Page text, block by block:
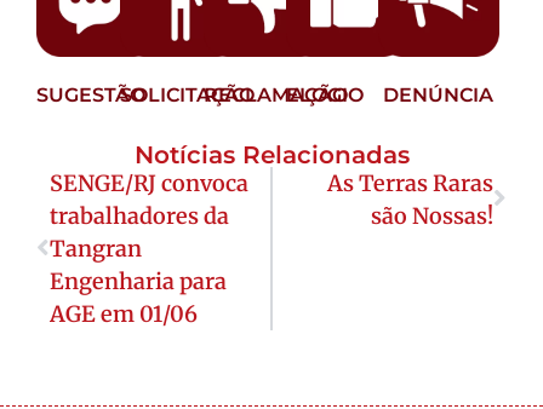
SUGESTÃOSOLICITAÇÃORECLAMAÇÃO
ELOGIO DENÚNCIA
Notícias Relacionadas
SENGE/RJ convoca
trabalhadores da
Tangran
Engenharia para
AGE em 01/06
As Terras Raras
são Nossas!